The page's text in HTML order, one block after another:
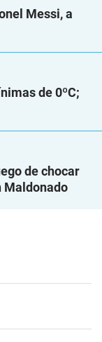
Messi, a
de 0ºC;
de chocar
Maldonado